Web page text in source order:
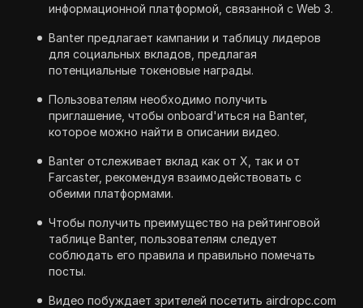
информационной платформой, связанной с Web 3.
Banter предлагает кампании и таблицу лидеров
для социальных вкладов, предлагая
потенциальные токеновые награды.
Пользователям необходимо получить
приглашение, чтобы onboard'иться на Banter,
которое можно найти в описании видео.
Banter отслеживает вклад как от X, так и от
Farcaster, рекомендуя взаимодействовать с
обеими платформами.
Чтобы получить преимущество на рейтинговой
таблице Banter, пользователям следует
соблюдать его правила и правильно помечать
посты.
Видео побуждает зрителей посетить airdropc.com